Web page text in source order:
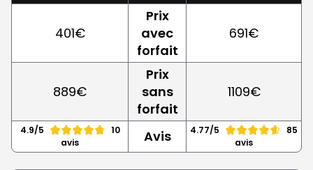
401€
Prix
avec
forfait
691€
889€
Prix
sans
forfait
1109€
4.9/5
10
avis
Avis 4.77/5
85
avis